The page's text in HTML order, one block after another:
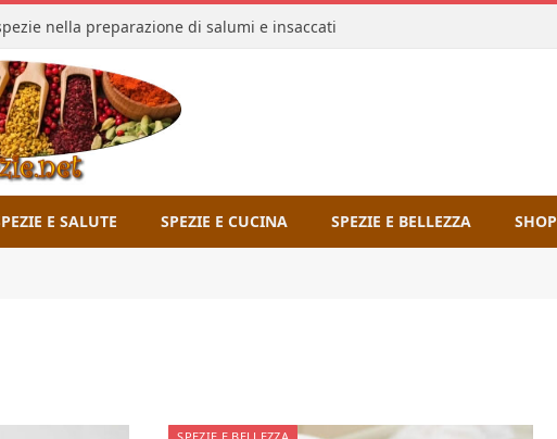
nella preparazione di salumi e insaccati
E SALUTE SPEZIE E CUCINA SPEZIE E BELLEZZA SHOP